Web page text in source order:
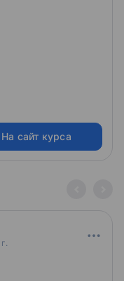
На сайт курса
г.